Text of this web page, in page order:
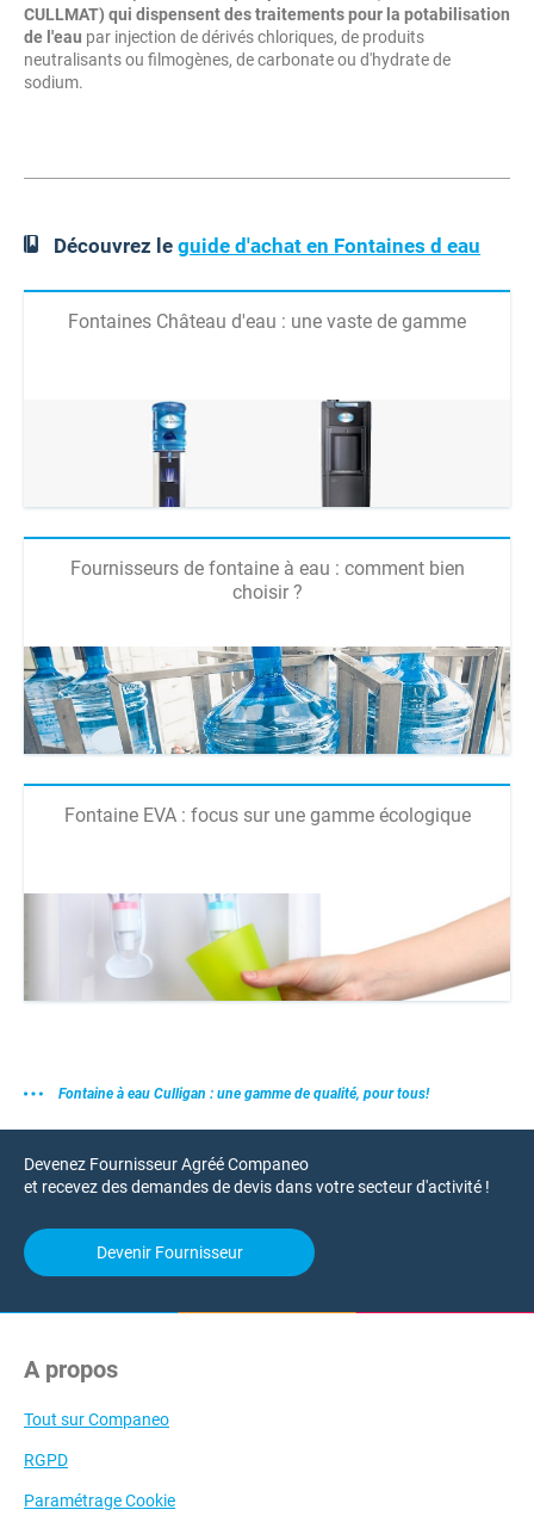
CULLMAT) qui dispensent des traitements pour la potabilisation
de l'eau par injection de dérivés chloriques, de produits
neutralisants ou filmogènes, de carbonate ou d'hydrate de
sodium.
Découvrez leguide d'achat en Fontaines d eau
Fontaines Château d'eau : une vaste de gamme
Fournisseurs de fontaine à eau : comment bien
choisir ?
Fontaine EVA : focus sur une gamme écologique
Fontaine à eau Culligan : une gamme de qualité, pour tous!
Devenez Fournisseur Agréé Companeo
et recevez des demandes de devis dans votre secteur d'activité !
Devenir Fournisseur
A propos
Tout sur Companeo
RGPD
Paramétrage Cookie